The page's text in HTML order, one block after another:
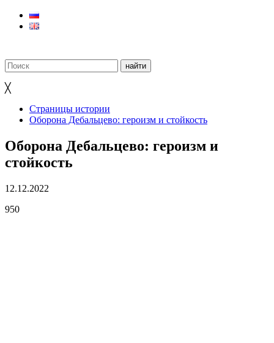
╳
Страницы истории
Оборона Дебальцево: героизм и стойкость
Оборона Дебальцево: героизм и
стойкость
12.12.2022
950